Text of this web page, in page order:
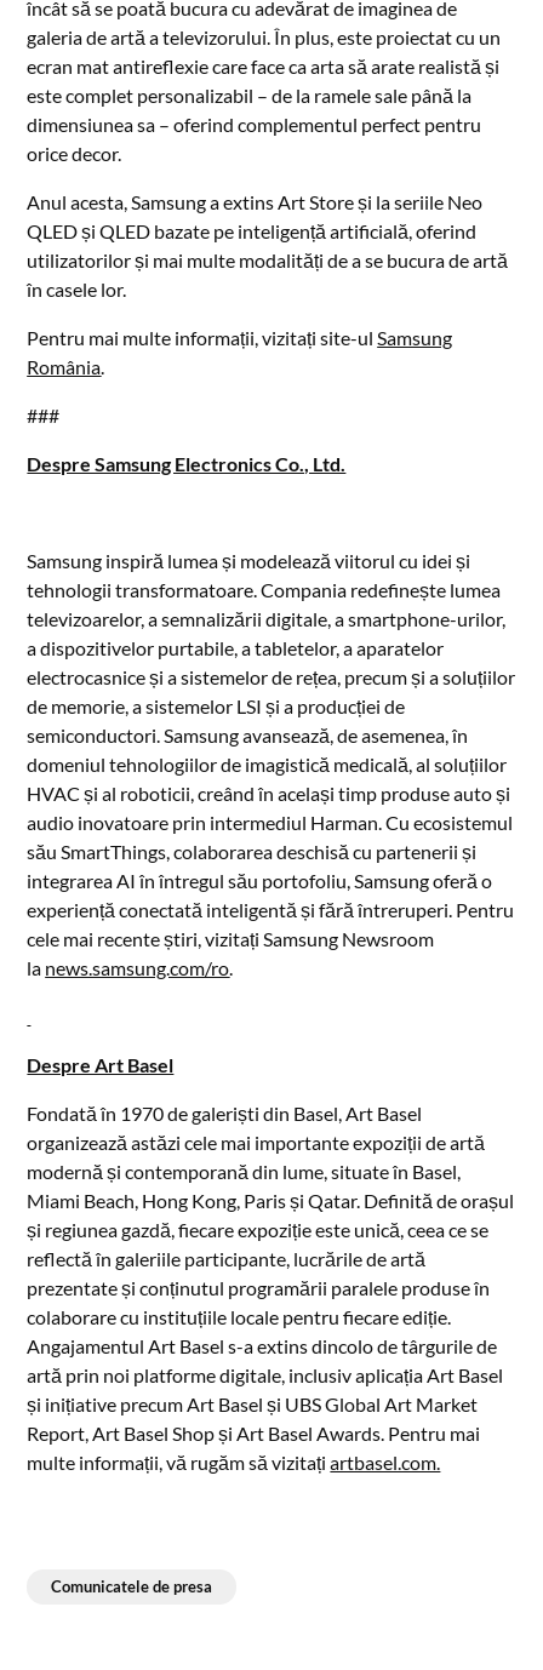
încât să se poată bucura cu adevărat de imaginea de
galeria de artă a televizorului. În plus, este proiectat cu un
ecran mat antireflexie care face ca arta să arate realistă și
este complet personalizabil – de la ramele sale până la
dimensiunea sa – oferind complementul perfect pentru
orice decor.
Anul acesta, Samsung a extins Art Store și la seriile Neo
QLED și QLED bazate pe inteligență artificială, oferind
utilizatorilor și mai multe modalități de a se bucura de artă
în casele lor.
Pentru mai multe informații, vizitați site-ulSamsung
România.
###
Despre Samsung Electronics Co., Ltd.
Samsung inspiră lumea și modelează viitorul cu idei și
tehnologii transformatoare. Compania redefinește lumea
televizoarelor, a semnalizării digitale, a smartphone-urilor,
a dispozitivelor purtabile, a tabletelor, a aparatelor
electrocasnice și a sistemelor de rețea, precum și a soluțiilor
de memorie, a sistemelor LSI și a producției de
semiconductori. Samsung avansează, de asemenea, în
domeniul tehnologiilor de imagistică medicală, al soluțiilor
HVAC și al roboticii, creând în același timp produse auto și
audio inovatoare prin intermediul Harman. Cu ecosistemul
său SmartThings, colaborarea deschisă cu partenerii și
integrarea AI în întregul său portofoliu, Samsung oferă o
experiență conectată inteligentă și fără întreruperi. Pentru
cele mai recente știri, vizitați Samsung Newsroom
la news.samsung.com/ro.
Despre Art Basel
Fondată în 1970 de galeriști din Basel, Art Basel
organizează astăzi cele mai importante expoziții de artă
modernă și contemporană din lume, situate în Basel,
Miami Beach, Hong Kong, Paris și Qatar. Definită de orașul
și regiunea gazdă, fiecare expoziție este unică, ceea ce se
reflectă în galeriile participante, lucrările de artă
prezentate și conținutul programării paralele produse în
colaborare cu instituțiile locale pentru fiecare ediție.
Angajamentul Art Basel s-a extins dincolo de târgurile de
artă prin noi platforme digitale, inclusiv aplicația Art Basel
și inițiative precum Art Basel și UBS Global Art Market
Report, Art Basel Shop și Art Basel Awards. Pentru mai
multe informații, vă rugăm să vizitațiartbasel.com.
Comunicatele de presa